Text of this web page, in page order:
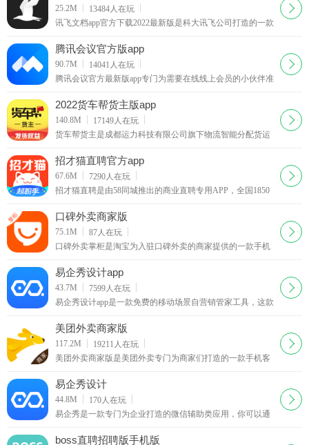
25.2M 13484人在玩
讯飞文档app官方下载2022最新版是科大讯飞公司打造的一款
类似，都可以让团队在线上进行协作。
下载
腾讯会议官方版app
90.7M 14041 人在玩
腾讯会议官方最新版app专门为需要在线线上会员的小伙伴准
你带来最棒的办公体验，相信不少的小伙伴都会需要
下载
2022货车帮货主版app
140.8M 17149人在玩
货车帮货主是成都运力科技有限公司旗下物流智能分配货运
各地货主提供经验丰富、安全可靠的货车司机的找车发货软
下载
招才猫直聘官方app
67.6M 7290人在玩
招才猫直聘是由58同城推出的商业直聘专用APP，全国1850
现、挖掘，你可以在58招财猫官网上看到人家的详细资料。
下载
口碑外卖商家版
75.1M 87人在玩
口碑外卖掌柜是淘宝为入驻口碑外卖的商家提供的一款手机
单并对自己的店铺进行管理，有新的订单软件会以语音的形
式提醒你接单
下载
易企秀设计app
43.7M 7599人在玩
易企秀设计app是一款免费的移动场景自营销管家工具，这款
外这款易企秀设计app还可以帮你查看手机网页的访问量。
下载
美团外卖商家版
117.2M 19211 人在玩
美团外卖商家版是美团外卖专门为商家们打造的一款手机客
好地管理你的商铺，美团外卖商家版app轻松地查看用户的下
单信息。
下载
易企秀设计
44.8M 170人在玩
易企秀是一款专门为企业打造的微信辅助类应用，你可以通
以通过它查看网页的访问量以及潜在客户报名等等消息。
下载
boss直聘招聘版手机版